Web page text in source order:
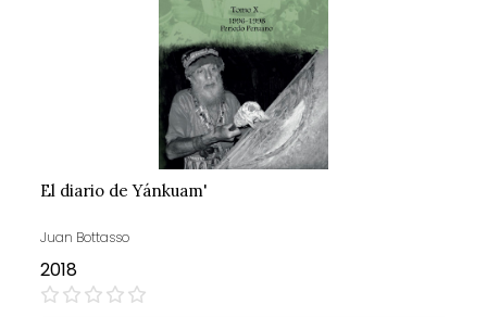
El diario de Yánkuam'
Juan Bottasso
2018